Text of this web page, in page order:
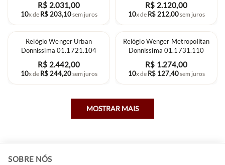
R$ 2.031,00
10x de R$ 203,10sem juros
R$ 2.120,00
10x de R$ 212,00sem juros
Relógio Wenger Urban
Donnissima 01.1721.104
R$ 2.442,00
10x de R$ 244,20sem juros
Relógio Wenger Metropolitan
Donnissima 01.1731.110
R$ 1.274,00
10x de R$ 127,40sem juros
MOSTRAR MAIS
SOBRE NÓS